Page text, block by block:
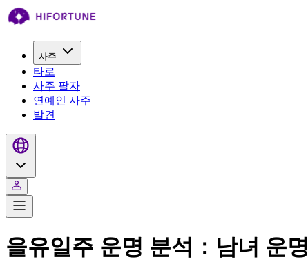
사주
타로
사주 팔자
연예인 사주
발견
을유일주 운명 분석：남녀 운